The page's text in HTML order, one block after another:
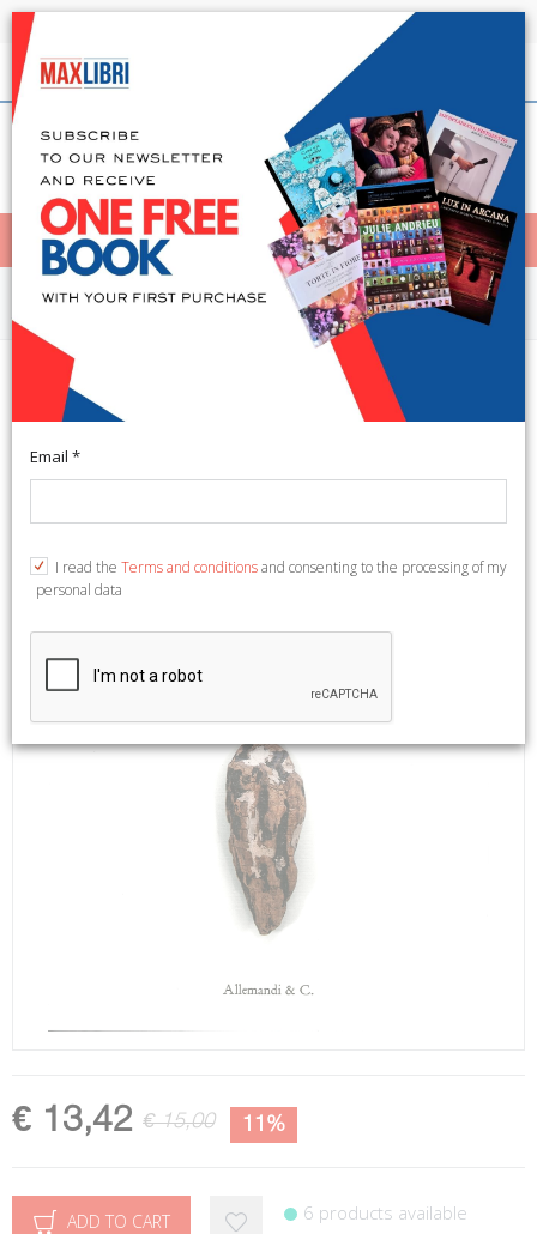
Shipping in 24h for all available books
English
< Home
MENÙ
Arts and Architecture
Restoring the World. Giorgia
Severi
paperback, pp. 32, b/w and col. ill., cm 21x21.
€ 13,42 € 15,00 11%
ADD TO CART 6 products available
Email *
I read the Terms and conditionsand consenting to the processing of my
personal data